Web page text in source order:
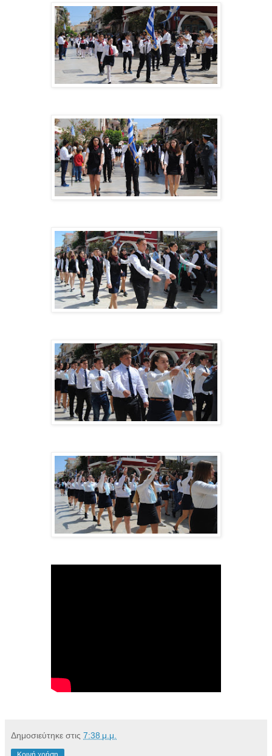
Δημοσιεύτηκε στις 7:38 μ.μ.